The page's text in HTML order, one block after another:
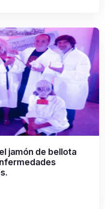
jamón de bellota